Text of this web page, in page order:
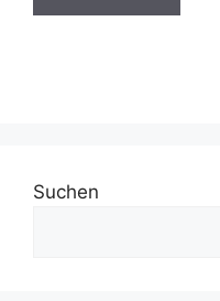
Suchen